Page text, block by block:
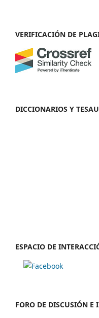
VERIFICACIÓN DE
DICCIONARIOS Y
ESPACIO DE
FORO DE DISCUSIÓN E